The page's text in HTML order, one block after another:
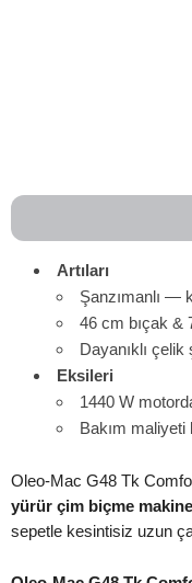
Artıları
Şanzımanlı —
46 cm bıçak &
Dayanıklı çelik
Eksileri
1440 W
Bakım maliyeti
Oleo-Mac G48 Tk
yürür çim biçme
sepetle kesintisiz uzun